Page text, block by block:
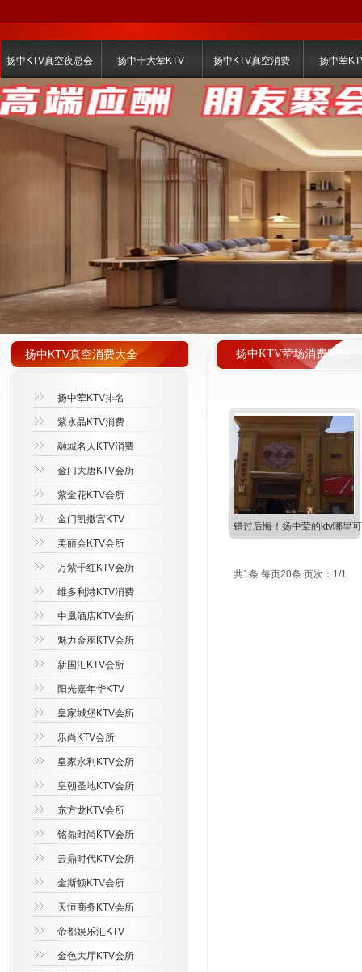
扬中KTV真空夜总会 扬中十大荤KTV 扬中KTV真空消费 扬中荤
扬中KTV荤场消费明细
错过后悔！扬中荤的ktv哪里
共1条 每页20条 页次：1/1
扬中KTV真空消费大全
扬中荤KTV排名
紫水晶KTV消费
融城名人KTV消费
金门大唐KTV会所
紫金花KTV会所
金门凯撒宫KTV
美丽会KTV会所
万紫千红KTV会所
维多利港KTV消费
中凰酒店KTV会所
魅力金座KTV会所
新国汇KTV会所
阳光嘉年华KTV
皇家城堡KTV会所
乐尚KTV会所
皇家永利KTV会所
皇朝圣地KTV会所
东方龙KTV会所
铭鼎时尚KTV会所
云鼎时代KTV会所
金斯顿KTV会所
天恒商务KTV会所
帝都娱乐汇KTV
金色大厅KTV会所